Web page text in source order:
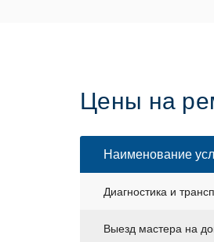
Цены на
Наименование
Диагностика и
Выезд мастера на